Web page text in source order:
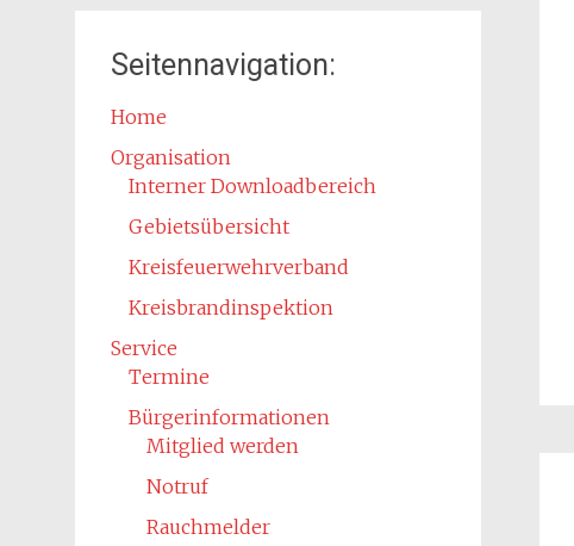
Seitennavigation:
Home
Organisation
Interner Downloadbereich
Gebietsübersicht
Kreisfeuerwehrverband
Kreisbrandinspektion
Service
Termine
Bürgerinformationen
Mitglied werden
Notruf
Rauchmelder